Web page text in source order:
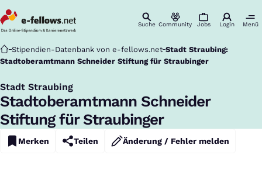
Suche Community Jobs Login Menü
Startseite
Stipendien-Datenbank von e-fellows.net Stadt Straubing:
Stadtoberamtmann Schneider Stiftung für Straubinger
Stadt Straubing
:
Stadtoberamtmann Schneider
Stiftung für Straubinger
Merken Teilen Änderung / Fehler melden